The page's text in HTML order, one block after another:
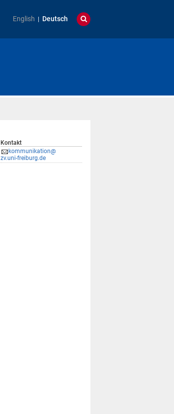
English Deutsch
Kontakt
kommunikation@
zv.uni-freiburg.de